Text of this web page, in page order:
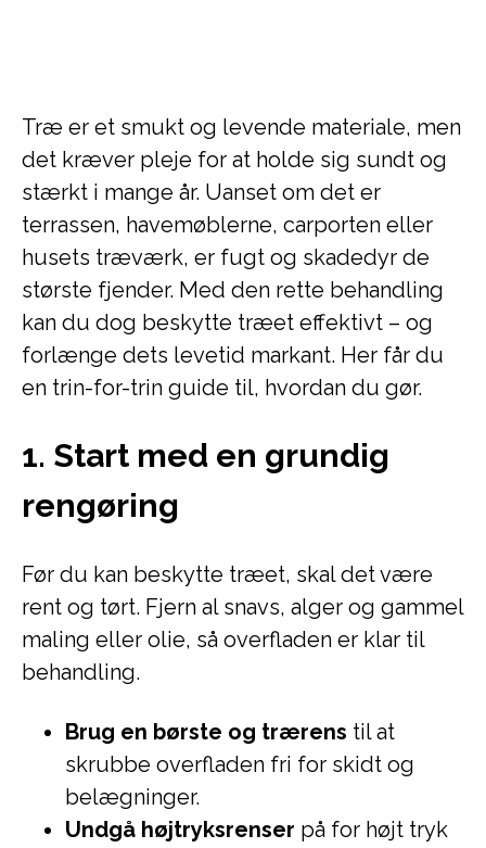
Træ er et smukt og levende materiale, men
det kræver pleje for at holde sig sundt og
stærkt i mange år. Uanset om det er
terrassen, havemøblerne, carporten eller
husets træværk, er fugt og skadedyr de
største fjender. Med den rette behandling
kan du dog beskytte træet effektivt – og
forlænge dets levetid markant. Her får du
en trin-for-trin guide til, hvordan du gør.
1. Start med en grundig
rengøring
Før du kan beskytte træet, skal det være
rent og tørt. Fjern al snavs, alger og gammel
maling eller olie, så overfladen er klar til
behandling.
Brug en børste og trærens til at
skrubbe overfladen fri for skidt og
belægninger.
Undgå højtryksrenser på for højt tryk